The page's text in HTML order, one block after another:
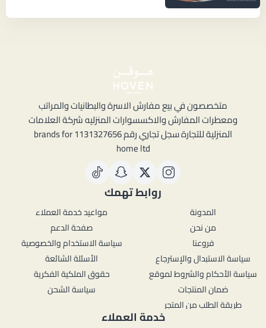
متخصصون في بيع مفارش الاسرة والبطانيات والمراتب
ومعطرات المفارش والاكسسوارات المنزليه شركة العلامات
المنزلية للتجارة سجل تجاري رقم 1131327656 brands for
home ltd
روابط تهمك
المدونة
من نحن
فروعنا
سياسة الاستبدال والإسترجاع
سياسة الأحكام والشروط لموقع
ضمان المنتجات
طريقة الطلب من المتجر
مواعيد خدمة العملاء
صفحة الدعم
سياسة الاستخدام والخصوصية
الأسئلة الشائعة
حقوق الملكية الفكرية
سياسة الشحن
خدمة العملاء